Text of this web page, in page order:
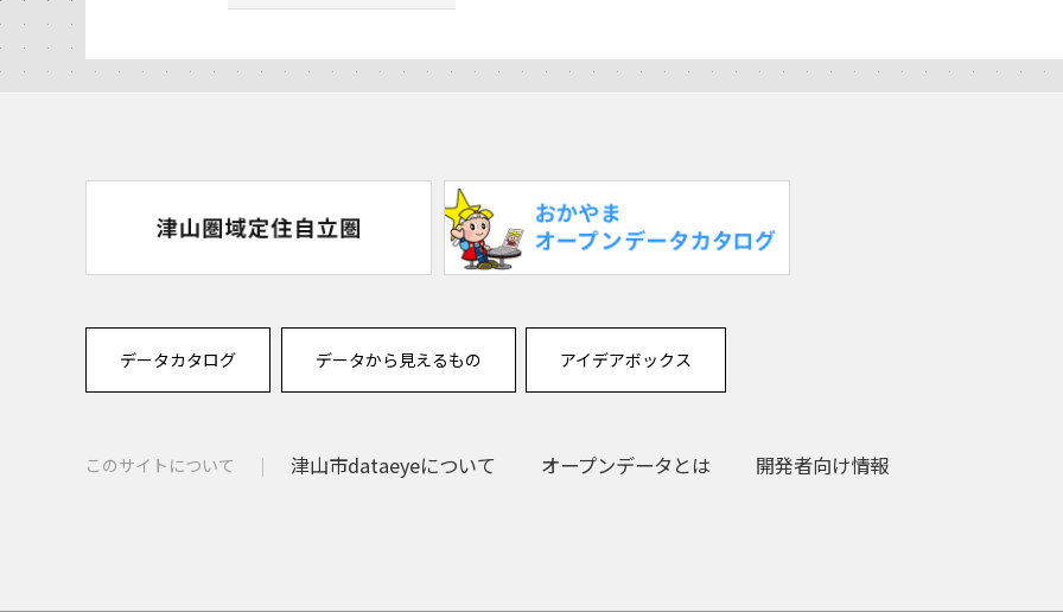
データカタログ データから見えるもの アイデアボックス
このサイトについて 津山市dataeyeについて オープンデータとは 開発者向け情報